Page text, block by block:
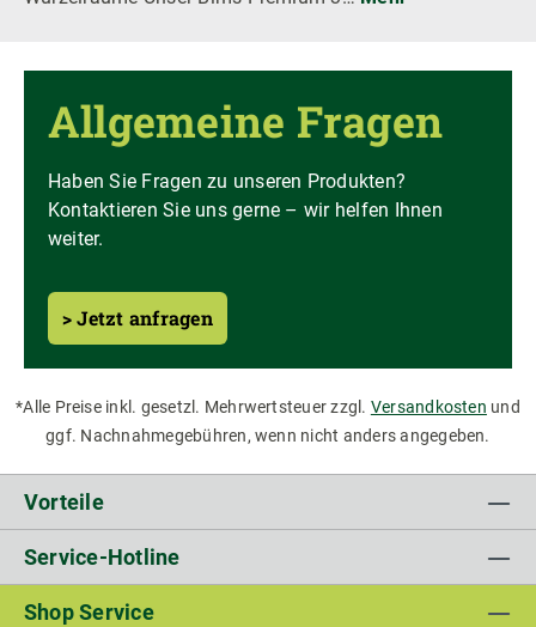
Allgemeine Fragen
Haben Sie Fragen zu unseren Produkten?
Kontaktieren Sie uns gerne – wir helfen Ihnen
weiter.
> Jetzt anfragen
*Alle Preise inkl. gesetzl. Mehrwertsteuer zzgl. Versandkosten und
ggf. Nachnahmegebühren, wenn nicht anders angegeben.
Vorteile
Service-Hotline
Shop Service